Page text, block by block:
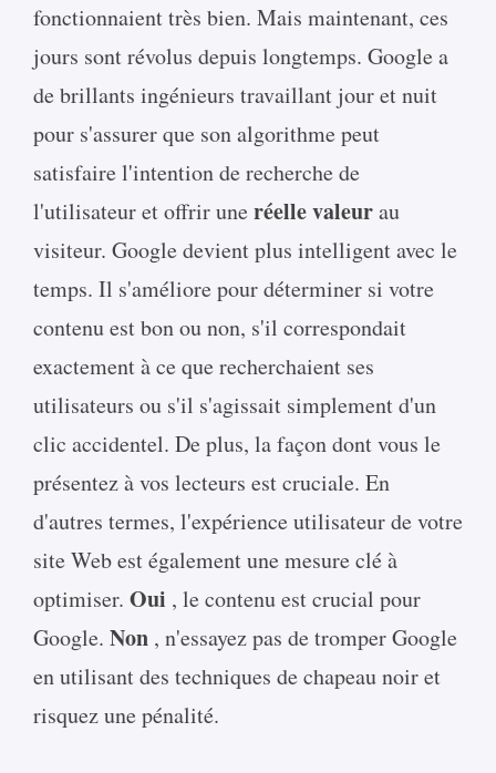
fonctionnaient très bien. Mais maintenant, ces
jours sont révolus depuis longtemps. Google a
de brillants ingénieurs travaillant jour et nuit
pour s'assurer que son algorithme peut
satisfaire l'intention de recherche de
l'utilisateur et offrir uneréelle valeurau
visiteur. Google devient plus intelligent avec le
temps. Il s'améliore pour déterminer si votre
contenu est bon ou non, s'il correspondait
exactement à ce que recherchaient ses
utilisateurs ou s'il s'agissait simplement d'un
clic accidentel. De plus, la façon dont vous le
présentez à vos lecteurs est cruciale. En
d'autres termes, l'expérience utilisateur de votre
site Web est également une mesure clé à
optimiser. Oui , le contenu est crucial pour
Google. Non , n'essayez pas de tromper Google
en utilisant des techniques de chapeau noir et
risquez une pénalité.